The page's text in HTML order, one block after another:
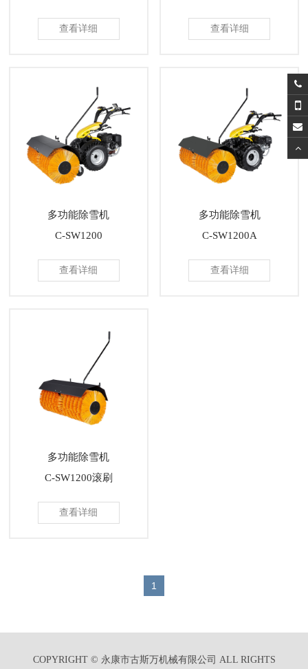
查看详细 查看详细
多功能除雪机
C-SW1200
查看详细
多功能除雪机
C-SW1200A
查看详细
多功能除雪机
C-SW1200滚刷
查看详细
1
COPYRIGHT © 永康市古斯万机械有限公司 ALL RIGHTS